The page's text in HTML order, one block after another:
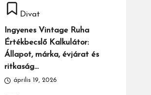
Divat
Ingyenes Vintage Ruha
Értékbecslő Kalkulátor:
Állapot, márka, évjárat és
ritkaság…
április 19, 2026